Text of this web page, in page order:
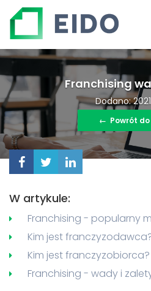
Franchising
Dodano:
← Powrót
W artykule:
Franchising - popularny
Kim jest
Kim jest franczyzobiorca?
Franchising - wady i